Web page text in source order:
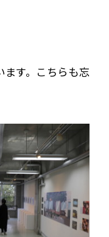
す。こちらも忘